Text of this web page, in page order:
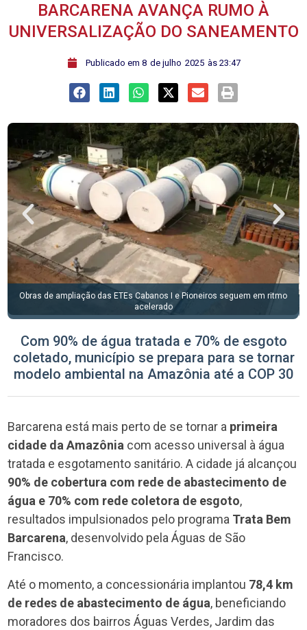
BARCARENA AVANÇA RUMO À
UNIVERSALIZAÇÃO DO SANEAMENTO
ﾠPublicado em 8 de julho 2025 às 23:47
Obras serão entregues até novembro deste ano
Com 90% de água tratada e 70% de esgoto
coletado, município se prepara para se tornar
modelo ambiental na Amazônia até a COP 30
Barcarena está mais perto de se tornar a primeira
cidade da Amazônia com acesso universal à água
tratada e esgotamento sanitário. A cidade já alcançou
90% de cobertura com rede de abastecimento de
água e 70% com rede coletora de esgoto,
resultados impulsionados pelo programa Trata Bem
Barcarena, desenvolvido pela Águas de São
Francisco.
Até o momento, a concessionária implantou 78,4 km
de redes de abastecimento de água, beneficiando
moradores dos bairros Águas Verdes, Jardim das